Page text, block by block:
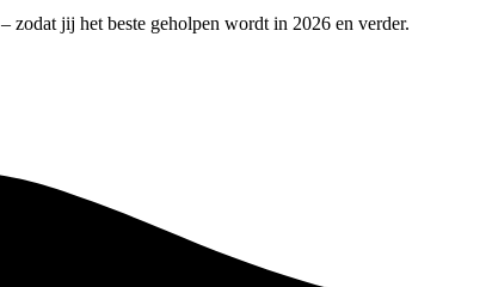
– zodat jij het beste geholpen wordt in 2026 en verder.